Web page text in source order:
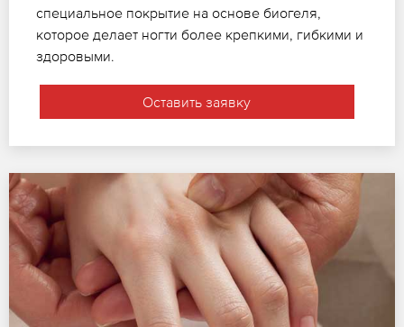
специальное покрытие на основе биогеля,
которое делает ногти более крепкими, гибкими и
здоровыми.
Оставить заявку